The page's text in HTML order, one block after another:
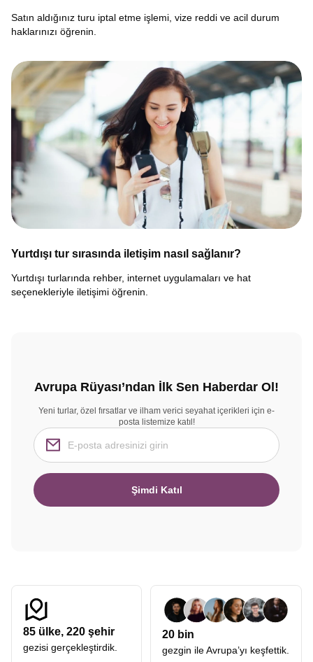
Satın aldığınız turu iptal etme işlemi, vize reddi ve acil durum
haklarınızı öğrenin.
Yurtdışı tur sırasında iletişim nasıl sağlanır?
Yurtdışı turlarında rehber, internet uygulamaları ve hat
seçenekleriyle iletişimi öğrenin.
Avrupa Rüyası’ndan İlk Sen Haberdar Ol!
Yeni turlar, özel fırsatlar ve ilham verici seyahat içerikleri için e-
posta listemize katıl!
Şimdi Katıl
85 ülke, 220 şehir
gezisi gerçekleştirdik.
20 bin
gezgin ile Avrupa’yı keşfettik.